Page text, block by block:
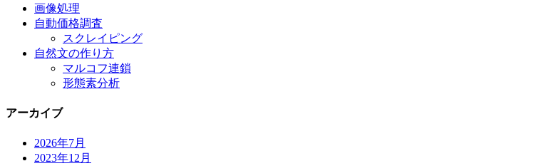
画像処理
自動価格調査
スクレイピング
自然文の作り方
マルコフ連鎖
形態素分析
アーカイブ
2026年7月
2023年12月